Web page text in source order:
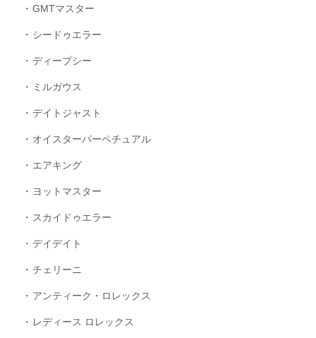
GMTマスター
シードゥエラー
ディープシー
ミルガウス
デイトジャスト
オイスターパーペチュアル
エアキング
ヨットマスター
スカイドゥエラー
デイデイト
チェリーニ
アンティーク・ロレックス
レディース ロレックス